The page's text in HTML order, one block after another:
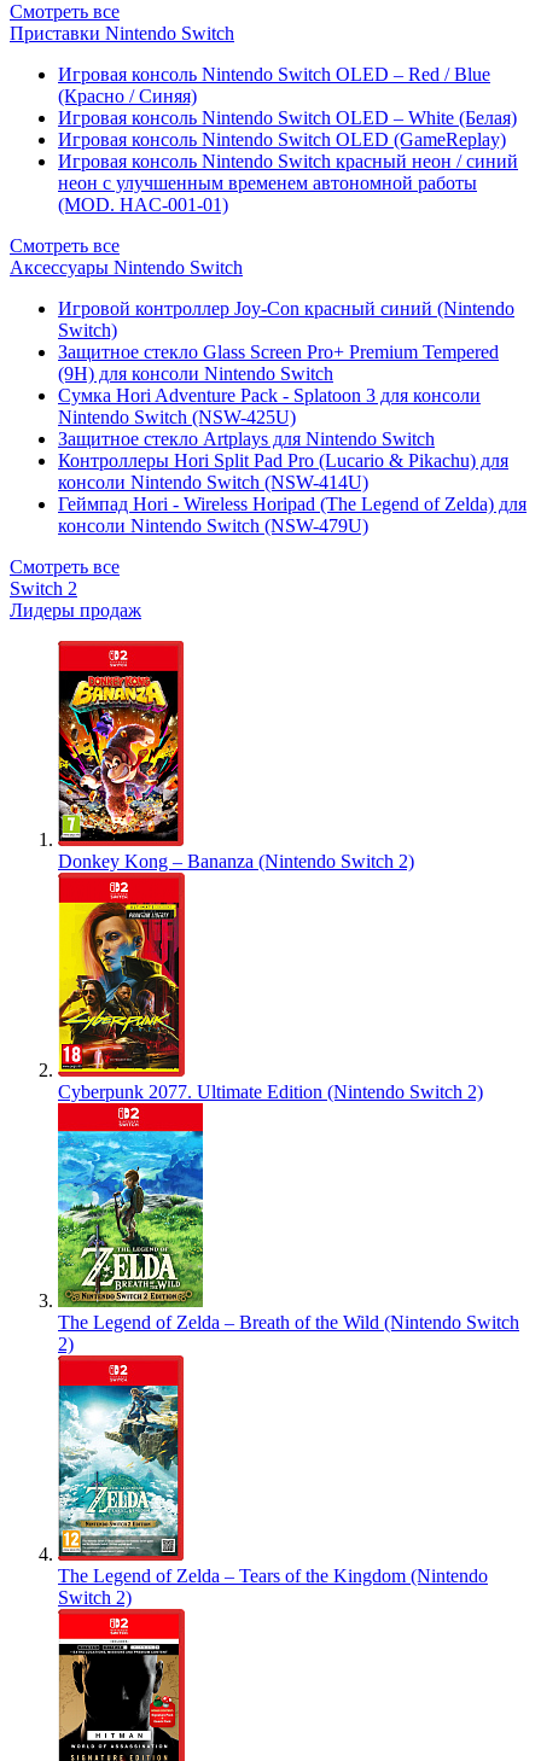
Смотреть все
Приставки Nintendo Switch
Игровая консоль Nintendo Switch OLED – Red / Blue
(Красно / Синяя)
Игровая консоль Nintendo Switch OLED – White (Белая)
Игровая консоль Nintendo Switch OLED (GameReplay)
Игровая консоль Nintendo Switch красный неон / синий
неон с улучшенным временем автономной работы
(MOD. HAC-001-01)
Смотреть все
Аксессуары Nintendo Switch
Игровой контроллер Joy-Con красный синий (Nintendo
Switch)
Защитное стекло Glass Screen Pro+ Premium Tempered
(9H) для консоли Nintendo Switch
Сумка Hori Adventure Pack - Splatoon 3 для консоли
Nintendo Switch (NSW-425U)
Защитное стекло Artplays для Nintendo Switch
Контроллеры Hori Split Pad Pro (Lucario & Pikachu) для
консоли Nintendo Switch (NSW-414U)
Геймпад Hori - Wireless Horipad (The Legend of Zelda) для
консоли Nintendo Switch (NSW-479U)
Смотреть все
Switch 2
Лидеры продаж
Donkey Kong – Bananza (Nintendo Switch 2)
Cyberpunk 2077. Ultimate Edition (Nintendo Switch 2)
The Legend of Zelda – Breath of the Wild (Nintendo Switch
2)
The Legend of Zelda – Tears of the Kingdom (Nintendo
Switch 2)